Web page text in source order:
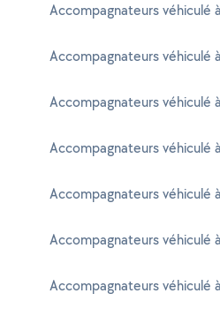
Accompagnateurs véhiculé
Accompagnateurs véhiculé
Accompagnateurs véhiculé
Accompagnateurs véhiculé
Accompagnateurs véhiculé
Accompagnateurs véhiculé
Accompagnateurs véhiculé